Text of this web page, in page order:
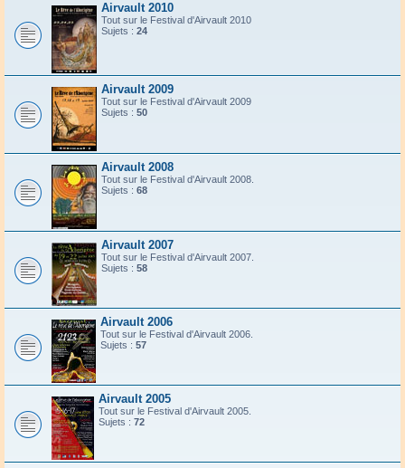
Airvault 2010
Tout sur le Festival d'Airvault 2010
Sujets : 24
Airvault 2009
Tout sur le Festival d'Airvault 2009
Sujets : 50
Airvault 2008
Tout sur le Festival d'Airvault 2008.
Sujets : 68
Airvault 2007
Tout sur le Festival d'Airvault 2007.
Sujets : 58
Airvault 2006
Tout sur le Festival d'Airvault 2006.
Sujets : 57
Airvault 2005
Tout sur le Festival d'Airvault 2005.
Sujets : 72